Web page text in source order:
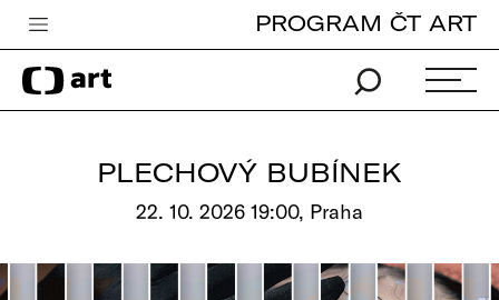
Česká televize
Zpravodajství
Pro děti
PROGRAM ČT ART
PLECHOVÝ BUBÍNEK
22. 10. 2026 19:00, Praha